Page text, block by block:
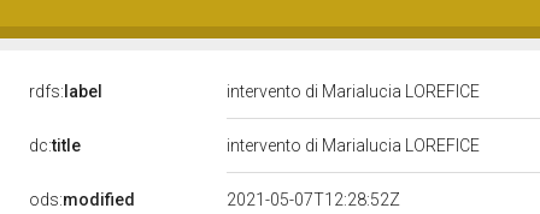
rdfs: label intervento di Marialucia LOREFICE
dc:title intervento di Marialucia LOREFICE
ods:modified 2021-05-07T12:28:52Z